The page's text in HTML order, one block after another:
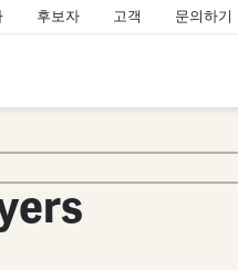
후보자 고객 문의하기